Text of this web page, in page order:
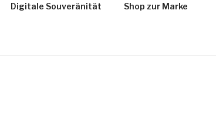
Digitale Souveränität Shop zur Marke